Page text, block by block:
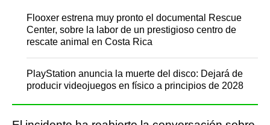
Flooxer estrena muy pronto el documental Rescue
Center, sobre la labor de un prestigioso centro de
rescate animal en Costa Rica
PlayStation anuncia la muerte del disco: Dejará de
producir videojuegos en físico a principios de 2028